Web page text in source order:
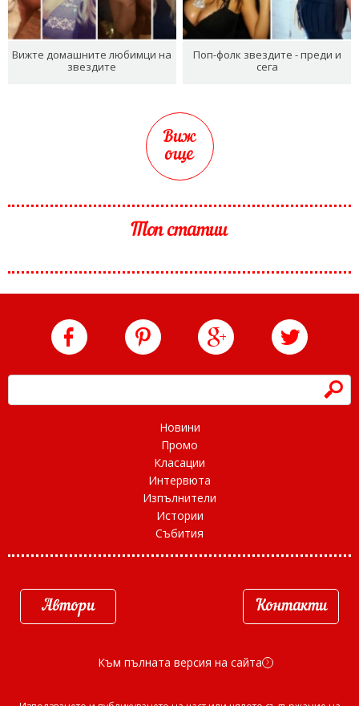
Вижте домашните любимци на
звездите
Поп-фолк звездите - преди и
сега
Виж
още
Топ статии
h
Новини
Промо
Класации
Интервюта
Изпълнители
Истории
Събития
Автори Контакти
Към пълната версия на сайта d